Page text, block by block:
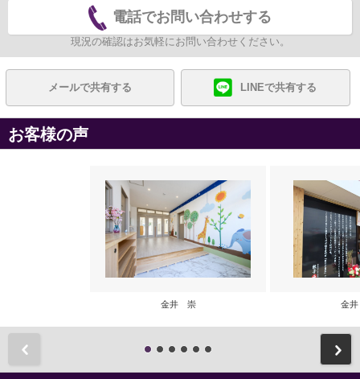
電話でお問い合わせする
現況の確認はお気軽にお問い合わせください。
メールで共有する LINEで共有する
お客様の声
金井 崇 金